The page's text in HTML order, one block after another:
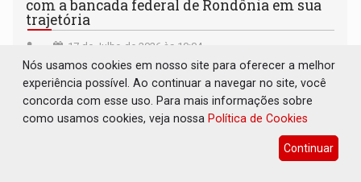
com a bancada federal de Rondônia em sua
trajetória
17 de Julho de 2026 às 10:04
Nós usamos cookies em nosso site para oferecer a melhor
experiência possível. Ao continuar a navegar no site, você
concorda com esse uso. Para mais informações sobre
como usamos cookies, veja nossa Política de Cookies
Continuar